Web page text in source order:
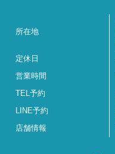
所在地
定休日
営業時間
TEL予約
LINE予約
店舗情報